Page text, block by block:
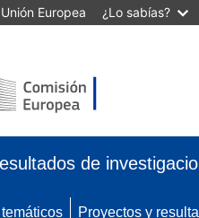
Europea ¿Lo sabías?
de
Proyectos y